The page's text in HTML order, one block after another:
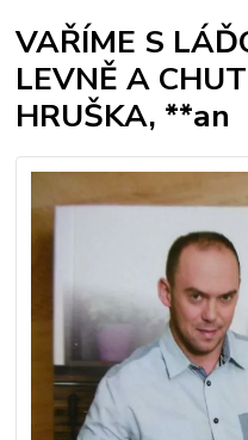
VAŘÍME S
LEVNĚ A
HRUŠKA, **an